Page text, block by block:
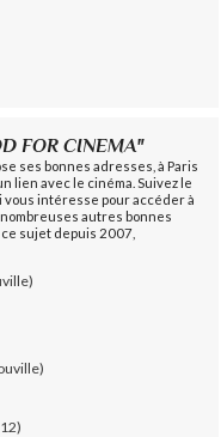
FOR CINEMA"
ses bonnes adresses, à Paris
lien avec le cinéma. Suivez le
intéresse pour accéder à
autres bonnes
sujet depuis 2007,